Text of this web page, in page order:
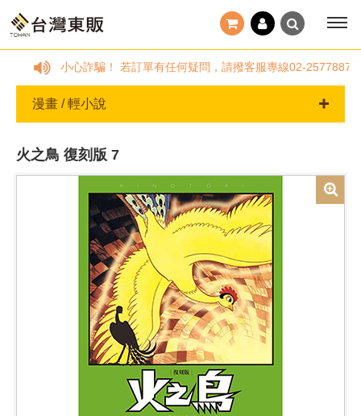
小心詐騙！ 若訂單有任何疑問，請撥客服專線02-
漫畫 / 輕小說
火之鳥 復刻版 7